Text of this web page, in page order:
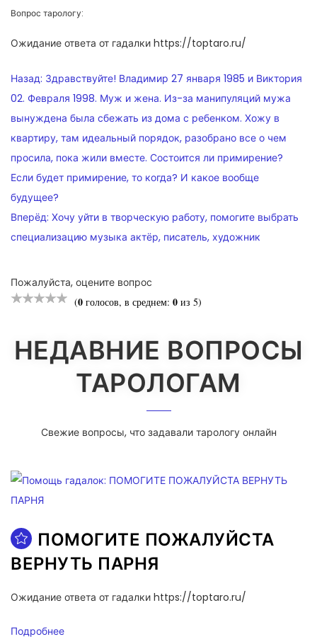
Вопрос тарологу:
Ожидание ответа от гадалки https://toptaro.ru/
НАВИГАЦИЯ
ПО
ЗАПИСЯМ
Назад: Здравствуйте! Владимир 27 января 1985 и Виктория
02. Февраля 1998. Муж и жена. Из-за манипуляций мужа
вынуждена была сбежать из дома с ребенком. Хожу в
квартиру, там идеальный порядок, разобрано все о чем
просила, пока жили вместе. Состоится ли примирение?
Если будет примирение, то когда? И какое вообще
будущее?
Вперёд: Хочу уйти в творческую работу, помогите выбрать
специализацию музыка актёр, писатель, художник
Пожалуйста, оцените вопрос
(0 голосов, в среднем: 0 из 5)
НЕДАВНИЕ ВОПРОСЫ
ТАРОЛОГАМ
Свежие вопросы, что задавали тарологу онлайн
ПОМОГИТЕ ПОЖАЛУЙСТА
ВЕРНУТЬ ПАРНЯ
Ожидание ответа от гадалки https://toptaro.ru/
Подробнее